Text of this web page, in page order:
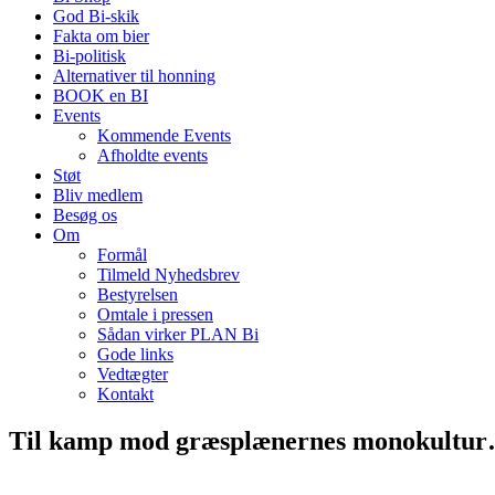
God Bi-skik
Fakta om bier
Bi-politisk
Alternativer til honning
BOOK en BI
Events
Kommende Events
Afholdte events
Støt
Bliv medlem
Besøg os
Om
Formål
Tilmeld Nyhedsbrev
Bestyrelsen
Omtale i pressen
Sådan virker PLAN Bi
Gode links
Vedtægter
Kontakt
Til kamp mod græsplænernes